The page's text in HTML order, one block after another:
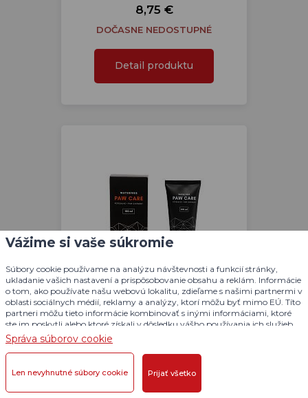
8,75 €
DOČASNE NEDOSTUPNÉ
Detail produktu
Masť na psie labky 100 ml Paw
Care Non-stop dogwear
Vlastnosť: preventívne a liečivé účinky
Vážime si vaše súkromie
Súbory cookie používame na analýzu návštevnosti a funkcií stránky,
ukladanie vašich nastavení a prispôsobovanie obsahu a reklám. Informácie
o tom, ako používate našu webovú lokalitu, zdieľame s našimi partnermi v
oblasti sociálnych médií, reklamy a analýzy, ktorí môžu byť mimo EÚ. Títo
partneri môžu tieto informácie kombinovať s inými informáciami, ktoré
ste im poskytli alebo ktoré získali v dôsledku vášho používania ich služieb.
Podrobné informácie
Správa súborov cookie
Len nevyhnutné súbory cookie Prijať všetko